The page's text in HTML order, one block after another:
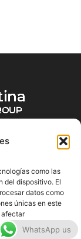
como las
del dispositivo. El
datos como
únicas en este
afectar
WhatsApp us